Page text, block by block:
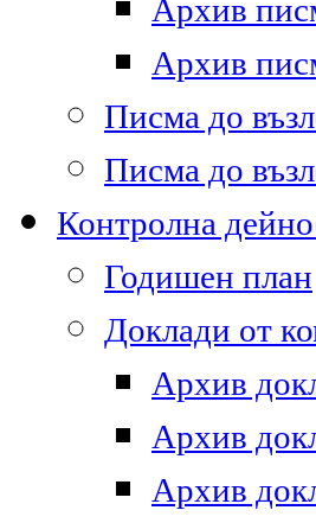
Архив
Архив
Писма до
Писма до
Контролна
Годишен план
Доклади от
Архив
Архив
Архив